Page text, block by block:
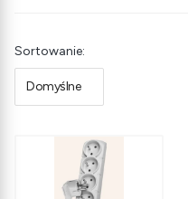
Lista produktów
Sortowanie:
Domyślne